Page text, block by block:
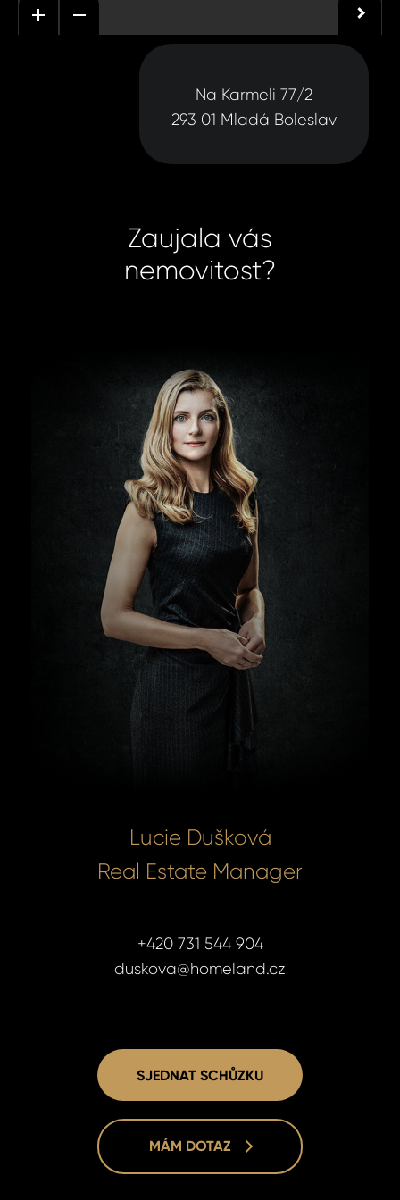
Na Karmeli 77/2
293 01 Mladá Boleslav
Zaujala vás
nemovitost?
Lucie Dušková
Real Estate Manager
+420 731 544 904
duskova@homeland.cz
SJEDNAT SCHŮZKU
MÁM DOTAZ